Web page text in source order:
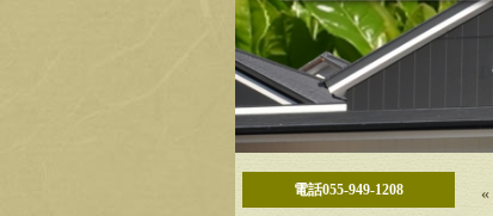
電話055-949-1208 «